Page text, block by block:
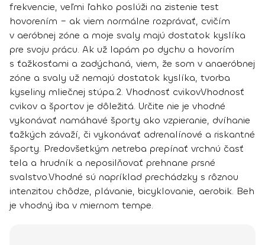
frekvencie, veľmi ľahko poslúži na zistenie test
hovorením – ak viem normálne rozprávať, cvičím
v aeróbnej zóne a moje svaly majú dostatok kyslíka
pre svoju prácu. Ak už lapám po dychu a hovorím
s ťažkosťami a zadýchaná, viem, že som v anaeróbnej
zóne a svaly už nemajú dostatok kyslíka, tvorba
kyseliny mliečnej stúpa.2. Vhodnosť cvikovVhodnosť
cvikov a športov je dôležitá. Určite nie je vhodné
vykonávať namáhavé športy ako vzpieranie, dvíhanie
ťažkých závaží, či vykonávať adrenalínové a riskantné
športy. Predovšetkým netreba prepínať vrchnú časť
tela a hrudník a neposilňovať prehnane prsné
svalstvo.Vhodné sú napríklad prechádzky s rôznou
intenzitou chôdze, plávanie, bicyklovanie, aerobik. Beh
je vhodný iba v miernom tempe.